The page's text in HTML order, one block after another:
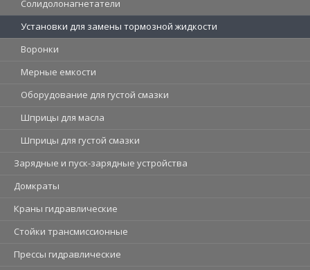
Солидолонагнетатели
Установки для замены тормозной жидкости
Воронки
Мерные емкости
Оборудование для густой смазки
Шприцы для масла
Шприцы для густой смазки
Зарядные и пуск-зарядные устройства
Домкраты
Краны гидравлические
Стойки трансмиссионные
Прессы гидравлические